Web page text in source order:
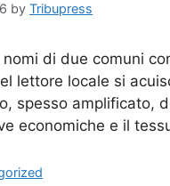
by Tribupress
di due comuni
lettore locale si
spesso amplificato,
economiche e il